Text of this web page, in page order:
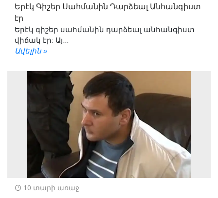
Երէկ Գիշեր Սահմանին Դարձեալ Անհանգիստ
էր
Երէկ գիշեր սահմանին դարձեալ անհանգիստ
վիճակ էր: Այ...
Ավելին »
10 տարի առաջ